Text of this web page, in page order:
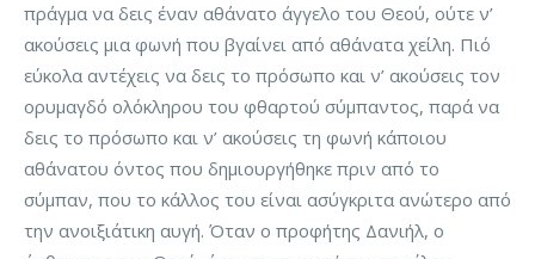
πράγμα να δεις έναν αθάνατο άγγελο του Θεού, ούτε ν’
ακούσεις μια φωνή που βγαίνει από αθάνατα χείλη. Πιό
εύκολα αντέχεις να δεις το πρόσωπο και ν’ ακούσεις τον
ορυμαγδό ολόκληρου του φθαρτού σύμπαντος, παρά να
δεις το πρόσωπο και ν’ ακούσεις τη φωνή κάποιου
αθάνατου όντος που δημιουργήθηκε πριν από το
σύμπαν, που το κάλλος του είναι ασύγκριτα ανώτερο από
την ανοιξιάτικη αυγή. Όταν ο προφήτης Δανιήλ, ο